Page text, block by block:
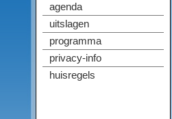
agenda
uitslagen
programma
privacy-info
huisregels